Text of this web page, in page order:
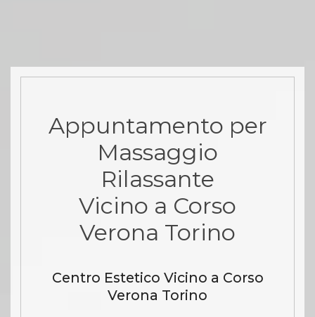
Appuntamento per
Massaggio
Rilassante
Vicino a Corso
Verona Torino
Centro Estetico Vicino a Corso
Verona Torino